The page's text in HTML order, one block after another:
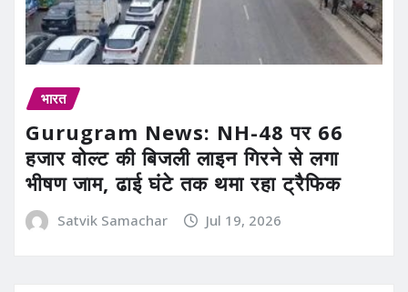
भारत
Gurugram News: NH-48 पर 66
हजार वोल्ट की बिजली लाइन गिरने से लगा
भीषण जाम, ढाई घंटे तक थमा रहा ट्रैफिक
Satvik Samachar Jul 19, 2026